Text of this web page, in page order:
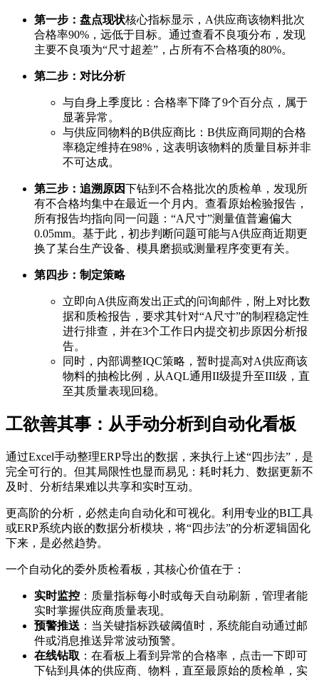
第一步：盘点现状核心指标显示，A供应商该物料批次
合格率90%，远低于目标。通过查看不良项分布，发现
主要不良项为“尺寸超差”，占所有不合格项的80%。
第二步：对比分析
与自身上季度比：合格率下降了9个百分点，属于
显著异常。
与供应同物料的B供应商比：B供应商同期的合格
率稳定维持在98%，这表明该物料的质量目标并非
不可达成。
第三步：追溯原因下钻到不合格批次的质检单，发现所
有不合格均集中在最近一个月内。查看原始检验报告，
所有报告均指向同一问题：“A尺寸”测量值普遍偏大
0.05mm。基于此，初步判断问题可能与A供应商近期更
换了某台生产设备、模具磨损或测量程序变更有关。
第四步：制定策略
立即向A供应商发出正式的问询邮件，附上对比数
据和质检报告，要求其针对“A尺寸”的制程稳定性
进行排查，并在3个工作日内提交初步原因分析报
告。
同时，内部调整IQC策略，暂时提高对A供应商该
物料的抽检比例，从AQL通用II级提升至III级，直
至其质量表现回稳。
工欲善其事：从手动分析到自动化看板
通过Excel手动整理ERP导出的数据，来执行上述“四步法”，是
完全可行的。但其局限性也显而易见：耗时耗力、数据更新不
及时、分析结果难以共享和实时互动。
更高阶的分析，必然走向自动化和可视化。利用专业的BI工具
或ERP系统内嵌的数据分析模块，将“四步法”的分析逻辑固化
下来，是必然趋势。
一个自动化的委外质检看板，其核心价值在于：
实时监控 ：质量指标每小时或每天自动刷新，管理者能
实时掌握供应商质量表现。
预警推送 ：当关键指标跌破阈值时，系统能自动通过邮
件或消息推送异常波动预警。
在线钻取 ：在看板上看到异常的合格率，点击一下即可
下钻到具体的供应商、物料，直至最原始的质检单，实